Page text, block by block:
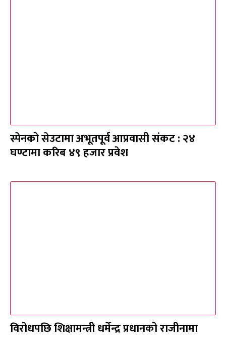
स्पेनको सेउटामा अभूतपूर्व आप्रवासी संकट : २४
घण्टामा करिब ४९ हजार प्रवेश
विरोधपछि शिक्षामन्त्री धर्मेन्द्र प्रधानको राजीनामा